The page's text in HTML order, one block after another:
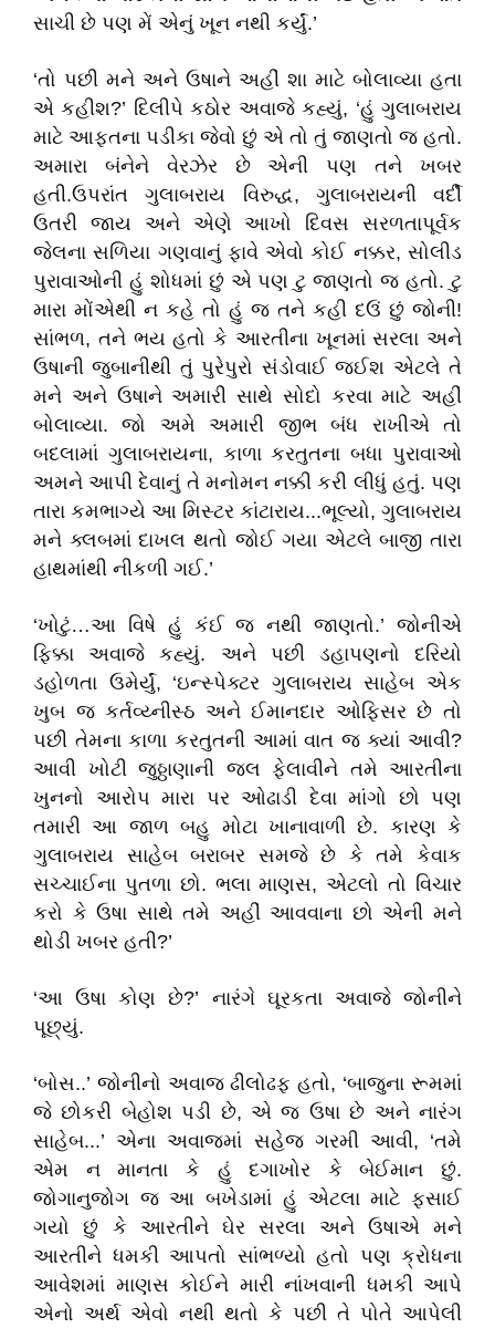
સાચી છે પણ મેં એનું ખૂન નથી કર્યું.’
‘તો પછી મને અને ઉષાને અહીં શા માટે બોલાવ્યા હતા
એ કહીશ?’ દિલીપે કઠોર અવાજે કહ્યું, ‘હું ગુલાબરાય
માટે આફતના પડીકા જેવો છું એ તો તું જાણતો જ હતો.
અમારા બંનેને વેરઝેર છે એની પણ તને ખબર
હતી.ઉપરાંત ગુલાબરાય વિરુદ્ધ, ગુલાબરાયની વર્દી
ઉતરી જાય અને એણે આખો દિવસ સરળતાપૂર્વક
જેલના સળિયા ગણવાનું ફાવે એવો કોઈ નક્કર, સોલીડ
પુરાવાઓની હું શોધમાં છું એ પણ ટુ જાણતો જ હતો. ટુ
મારા મોંએથી ન કહે તો હું જ તને કહી દઉં છું જોની!
સાંભળ, તને ભય હતો કે આરતીના ખૂનમાં સરલા અને
ઉષાની જુબાનીથી તું પુરેપુરો સંડોવાઈ જઈશ એટલે તે
મને અને ઉષાને અમારી સાથે સોદો કરવા માટે અહીં
બોલાવ્યા. જો અમે અમારી જીભ બંધ રાખીએ તો
બદલામાં ગુલાબરાયના, કાળા કરતુતના બધા પુરાવાઓ
અમને આપી દેવાનું તે મનોમન નક્કી કરી લીધું હતું. પણ
તારા કમભાગ્યે આ મિસ્ટર કાંટારાય...ભૂલ્યો, ગુલાબરાય
મને ક્લબમાં દાખલ થતો જોઈ ગયા એટલે બાજી તારા
હાથમાંથી નીકળી ગઈ.’
‘ખોટું…આ વિષે હું કંઈ જ નથી જાણતો.’ જોનીએ
ફિક્કા અવાજે કહ્યું. અને પછી ડહાપણનો દરિયો
ડહોળતા ઉમેર્યું, ‘ઇન્સ્પેક્ટર ગુલાબરાય સાહેબ એક
ખુબ જ કર્તવ્ય્નીસ્ઠ અને ઈમાનદાર ઓફિસર છે તો
પછી તેમના કાળા કરતુતની આમાં વાત જ ક્યાં આવી?
આવી ખોટી જુઠ્ઠાણાની જલ ફેલાવીને તમે આરતીના
ખુનનો આરોપ મારા પર ઓઢાડી દેવા માંગો છો પણ
તમારી આ જાળ બહુ મોટા ખાનાવાળી છે. કારણ કે
ગુલાબરાય સાહેબ બરાબર સમજે છે કે તમે કેવાક
સચ્ચાઈના પુતળા છો. ભલા માણસ, એટલો તો વિચાર
કરો કે ઉષા સાથે તમે અહીં આવવાના છો એની મને
થોડી ખબર હતી?’
‘આ ઉષા કોણ છે?’ નારંગે ઘૂરકતા અવાજે જોનીને
પૂછ્યું.
‘બોસ..’ જોનીનો અવાજ ઢીલોઢફ હતો, ‘બાજુના રૂમમાં
જે છોકરી બેહોશ પડી છે, એ જ ઉષા છે અને નારંગ
સાહેબ...’ એના અવાજમાં સહેજ ગરમી આવી, ‘તમે
એમ ન માનતા કે હું દગાખોર કે બેઈમાન છું.
જોગાનુજોગ જ આ બખેડામાં હું એટલા માટે ફસાઈ
ગયો છું કે આરતીને ઘેર સરલા અને ઉષાએ મને
આરતીને ધમકી આપતો સાંભળ્યો હતો પણ ક્રોધના
આવેશમાં માણસ કોઈને મારી નાંખવાની ધમકી આપે
એનો અર્થ એવો નથી થતો કે પછી તે પોતે આપેલી